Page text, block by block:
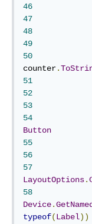
46
47
48
49
50
counter.
51
52
53
54
Button
55
56
57
LayoutOptions.
58
Device.
typeof(Label))